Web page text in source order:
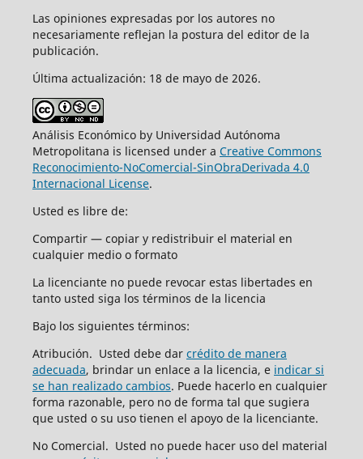
Las opiniones expresadas por los autores no
necesariamente reflejan la postura del editor de la
publicación.
Última actualización: 18 de mayo de 2026.
Análisis Económico by Universidad Autónoma
Metropolitana is licensed under a Creative Commons
Reconocimiento-NoComercial-SinObraDerivada 4.0
Internacional License.
Usted es libre de:
Compartir — copiar y redistribuir el material en
cualquier medio o formato
La licenciante no puede revocar estas libertades en
tanto usted siga los términos de la licencia
Bajo los siguientes términos:
Atribución. Usted debe dar crédito de manera
adecuada, brindar un enlace a la licencia, e indicar si
se han realizado cambios. Puede hacerlo en cualquier
forma razonable, pero no de forma tal que sugiera
que usted o su uso tienen el apoyo de la licenciante.
No Comercial. Usted no puede hacer uso del material